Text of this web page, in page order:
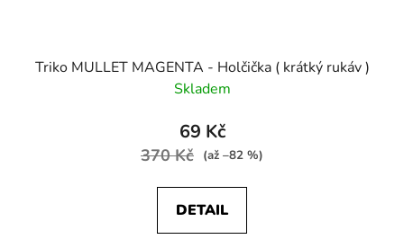
Triko MULLET MAGENTA - Holčička ( krátký rukáv )
Skladem
69 Kč
370 Kč (až –82 %)
DETAIL